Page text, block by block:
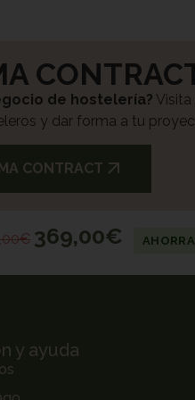
de hostelería? Visita
y dar forma a tu
CONTRACT
€ 369,00€
y ayuda